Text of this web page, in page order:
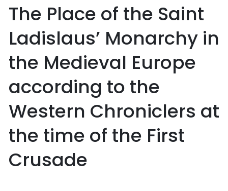
The Place of the Saint
Ladislaus’ Monarchy in
the Medieval Europe
according to the
Western Chroniclers at
the time of the First
Crusade